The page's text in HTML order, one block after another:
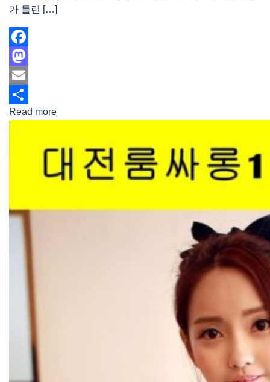
가 틀린 […]
Facebook
Mastodon
Email
Share
Read more